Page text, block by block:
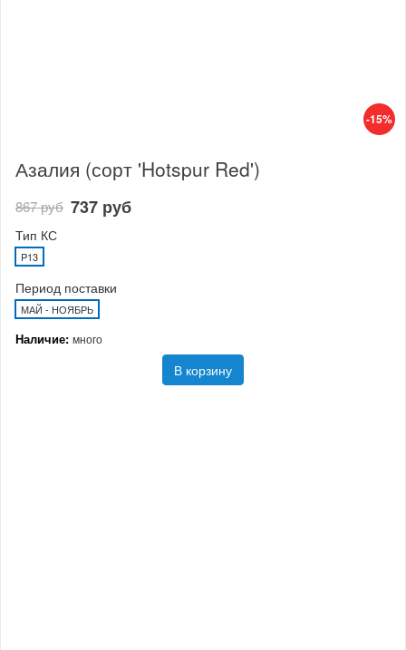
-15%
Азалия (сорт 'Hotspur Red')
867 руб 737 руб
Тип КС
P13
Период поставки
МАЙ - НОЯБРЬ
Наличие: много
В корзину